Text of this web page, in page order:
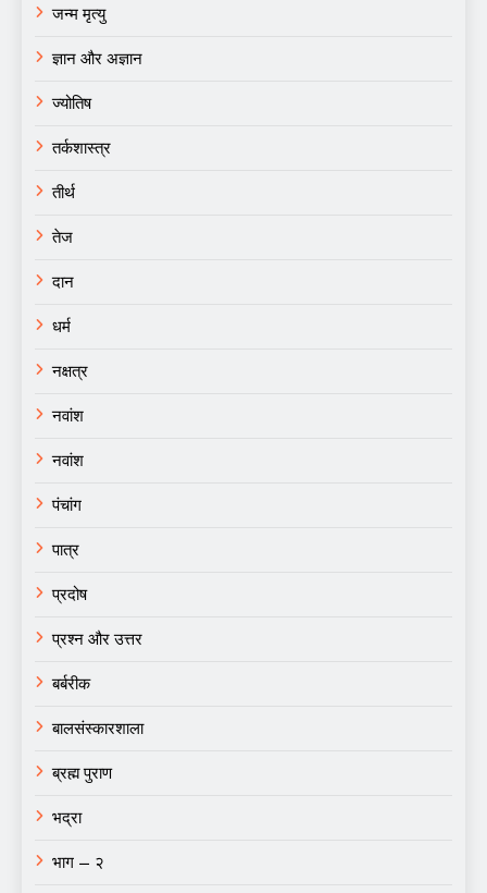
जन्म मृत्यु
ज्ञान और अज्ञान
ज्योतिष
तर्कशास्त्र
तीर्थ
तेज
दान
धर्म
नक्षत्र
नवांश
नवांश
पंचांग
पात्र
प्रदोष
प्रश्न और उत्तर
बर्बरीक
बालसंस्कारशाला
ब्रह्म पुराण
भद्रा
भाग – २